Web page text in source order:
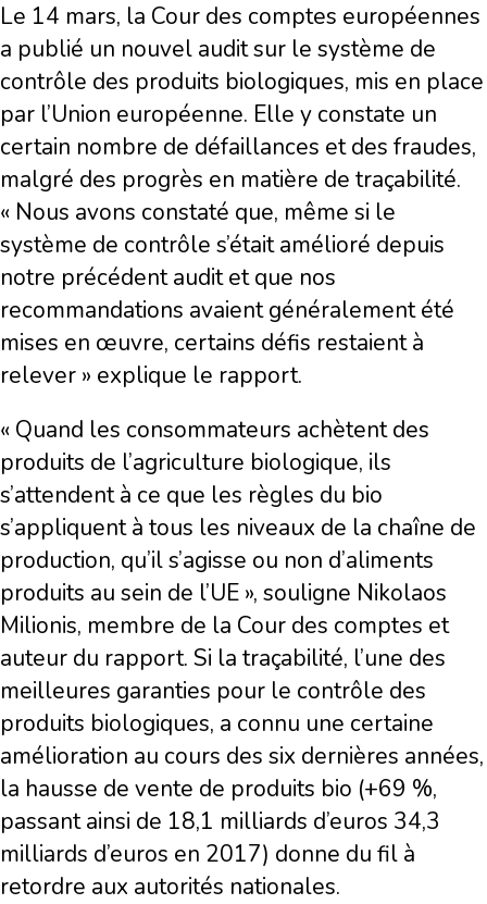
Le 14 mars, la Cour des comptes européennes
a publié un nouvel audit sur le système de
contrôle des produits biologiques, mis en place
par l’Union européenne. Elle y constate un
certain nombre de défaillances et des fraudes,
malgré des progrès en matière de traçabilité.
« Nous avons constaté que, même si le
système de contrôle s’était amélioré depuis
notre précédent audit et que nos
recommandations avaient généralement été
mises en œuvre, certains défis restaient à
relever » explique le rapport.
« Quand les consommateurs achètent des
produits de l’agriculture biologique, ils
s’attendent à ce que les règles du bio
s’appliquent à tous les niveaux de la chaîne de
production, qu’il s’agisse ou non d’aliments
produits au sein de l’UE », souligne Nikolaos
Milionis, membre de la Cour des comptes et
auteur du rapport. Si la traçabilité, l’une des
meilleures garanties pour le contrôle des
produits biologiques, a connu une certaine
amélioration au cours des six dernières années,
la hausse de vente de produits bio (+69 %,
passant ainsi de 18,1 milliards d’euros 34,3
milliards d’euros en 2017) donne du fil à
retordre aux autorités nationales.